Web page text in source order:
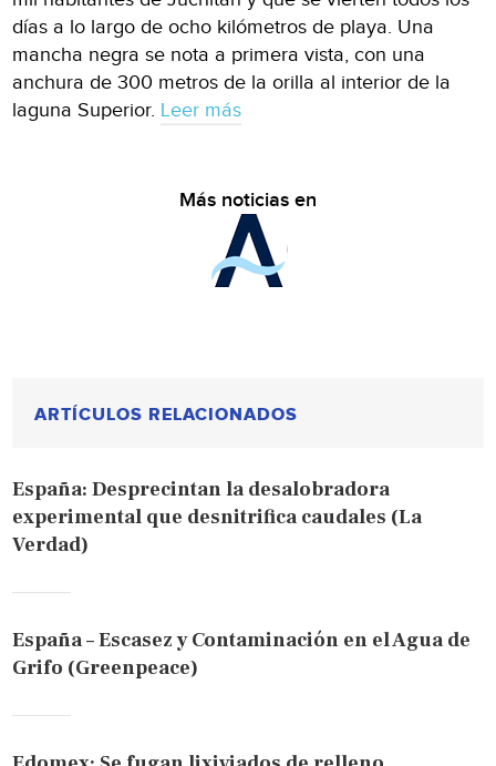
días a lo largo de ocho kilómetros de playa. Una
mancha negra se nota a primera vista, con una
anchura de 300 metros de la orilla al interior de la
laguna Superior. Leer más
Más noticias en
ARTÍCULOS RELACIONADOS
España: Desprecintan la desalobradora
experimental que desnitrifica caudales (La
Verdad)
España – Escasez y Contaminación en el Agua de
Grifo (Greenpeace)